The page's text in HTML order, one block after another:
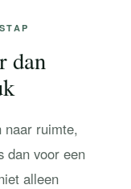
dan
naar ruimte,
dan voor een
alleen